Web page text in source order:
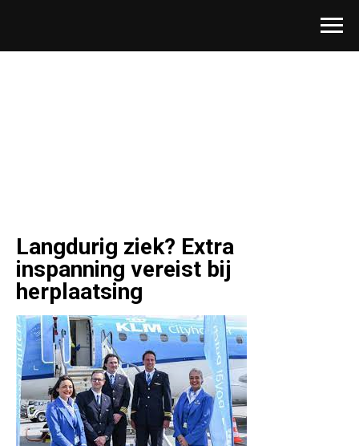
Langdurig ziek? Extra
inspanning vereist bij
herplaatsing